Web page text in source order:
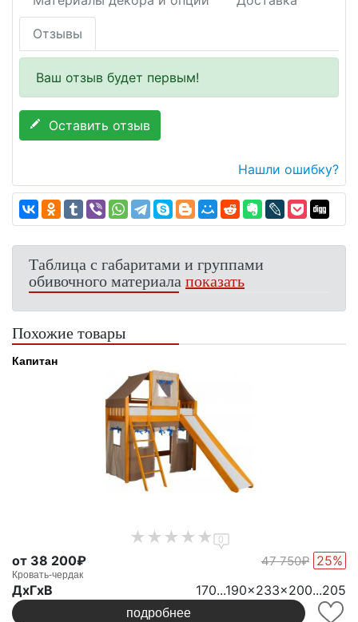
Отзывы
Ваш отзыв будет первым!
Оставить отзыв
Нашли ошибку?
Таблица с габаритами и группами
обивочного материалапоказать
Похожие товары
Капитан
0
от 38 200₽ 47 750₽ 25%
Кровать-чердак
ДxГxВ 170...190x233x200...205
подробнее